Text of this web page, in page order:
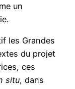
un
les Grandes
du projet
ces
situ, dans